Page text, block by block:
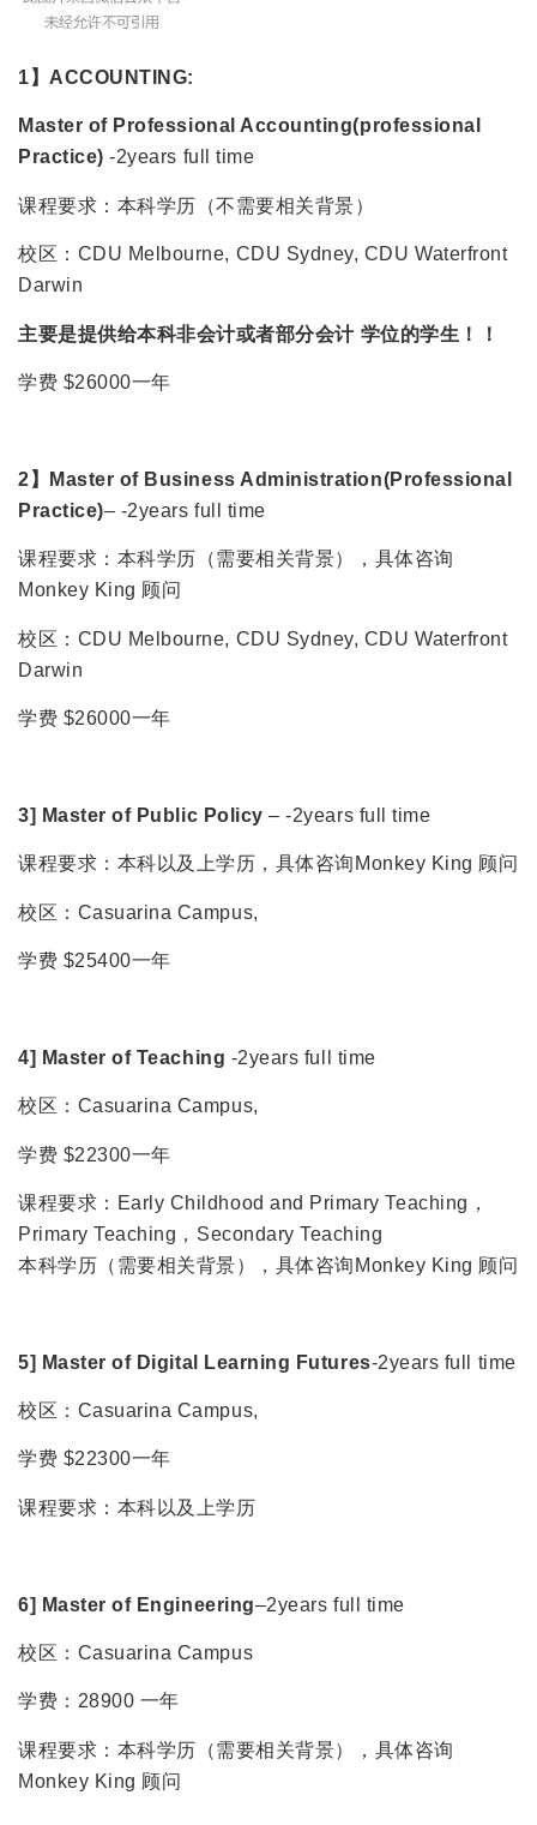
1】ACCOUNTING:
Master of Professional Accounting(professional
Practice) -2years full time
课程要求：本科学历（不需要相关背景）
校区：CDU Melbourne, CDU Sydney, CDU Waterfront
Darwin
主要是提供给本科非会计或者部分会计 学位的学生！！
学费 $26000一年
2】Master of Business Administration(Professional
Practice)– -2years full time
课程要求：本科学历（需要相关背景），具体咨询
Monkey King 顾问
校区：CDU Melbourne, CDU Sydney, CDU Waterfront
Darwin
学费 $26000一年
3] Master of Public Policy – -2years full time
课程要求：本科以及上学历，具体咨询Monkey King 顾问
校区：Casuarina Campus,
学费 $25400一年
4] Master of Teaching -2years full time
校区：Casuarina Campus,
学费 $22300一年
课程要求：Early Childhood and Primary Teaching，
Primary Teaching，Secondary Teaching
本科学历（需要相关背景），具体咨询Monkey King 顾问
5] Master of Digital Learning Futures-2years full time
校区：Casuarina Campus,
学费 $22300一年
课程要求：本科以及上学历
6] Master of Engineering–2years full time
校区：Casuarina Campus
学费：28900 一年
课程要求：本科学历（需要相关背景），具体咨询
Monkey King 顾问